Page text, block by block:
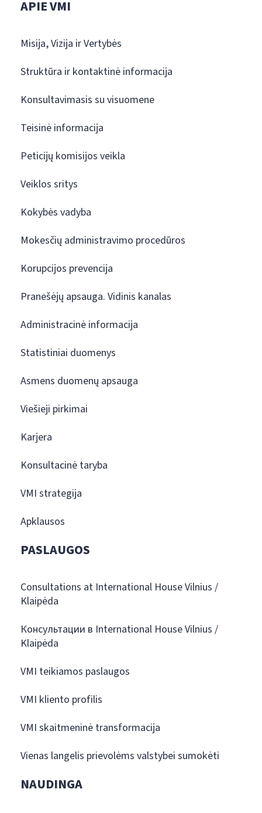
APIE VMI
Misija, Vizija ir Vertybės
Struktūra ir kontaktinė informacija
Konsultavimasis su visuomene
Teisinė informacija
Peticijų komisijos veikla
Veiklos sritys
Kokybės vadyba
Mokesčių administravimo procedūros
Korupcijos prevencija
Pranešėjų apsauga. Vidinis kanalas
Administracinė informacija
Statistiniai duomenys
Asmens duomenų apsauga
Viešieji pirkimai
Karjera
Konsultacinė taryba
VMI strategija
Apklausos
PASLAUGOS
Consultations at International House Vilnius /
Klaipėda
Консультации в International House Vilnius /
Klaipėda
VMI teikiamos paslaugos
VMI kliento profilis
VMI skaitmeninė transformacija
Vienas langelis prievolėms valstybei sumokėti
NAUDINGA